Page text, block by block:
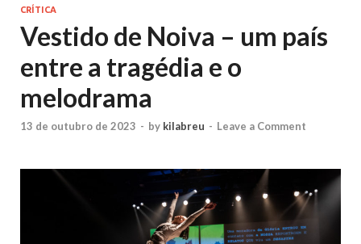
CRÍTICA
Vestido de Noiva – um país
entre a tragédia e o
melodrama
13 de outubro de 2023 - by kilabreu - Leave a Comment